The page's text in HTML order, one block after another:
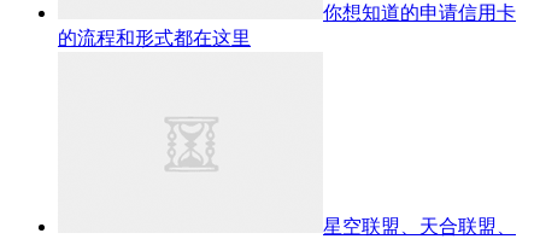
你想知道的申请信用卡
的流程和形式都在这里
星空联盟、天合联盟、